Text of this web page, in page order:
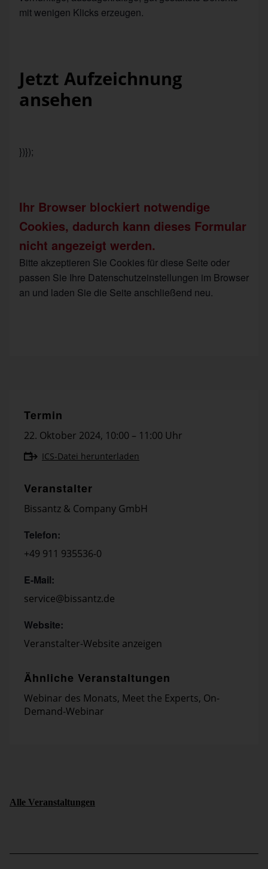
mit wenigen Klicks erzeugen.
Jetzt Aufzeichnung
ansehen
})});
Ihr Browser blockiert notwendige
Cookies, dadurch kann dieses Formular
nicht angezeigt werden.
Bitte akzeptieren Sie Cookies für diese Seite oder
passen Sie Ihre Datenschutzeinstellungen im Browser
an und laden Sie die Seite anschließend neu.
Termin
22. Oktober 2024, 10:00 – 11:00 Uhr
ICS-Datei herunterladen
Veranstalter
Bissantz & Company GmbH
Telefon:
+49 911 935536-0
E-Mail:
service@bissantz.de
Website:
Veranstalter-Website anzeigen
Ähnliche Veranstaltungen
Webinar des Monats, Meet the Experts, On-
Demand-Webinar
Alle Veranstaltungen